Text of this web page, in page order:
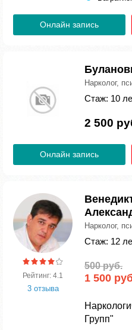
Онлайн запись
Нарколог,
Стаж: 10
2 500
Онлайн запись
Рейтинг: 4.1
3 отзыва
Нарколог,
Стаж: 12
500 руб.
1 500
Групп"